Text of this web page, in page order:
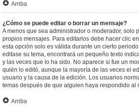
Arriba
¿Cómo se puede editar o borrar un mensaje?
A menos que sea administrador o moderador, solo
propios mensajes. Para editarlos debe hacer clic
esta opción solo es válida durante un cierto
editase su tema, encontrará un pequeño texto
y las veces que lo ha sido. No aparece si fue un
quién lo editó, aunque la mayoría de las veces el
usuario y la causa de la edición. Los usuarios
temas después de que alguien haya respondido al
Arriba